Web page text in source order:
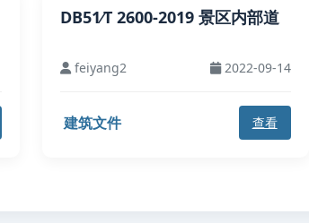
DB51∕T 2600-2019 景区内部道
feiyang2 2022-09-14
建筑文件 查看